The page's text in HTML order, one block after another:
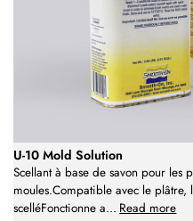
U-10 Mold Solution
Scellant à base de savon pour les
moules.Compatible avec le
scelléFonctionne a... Read more